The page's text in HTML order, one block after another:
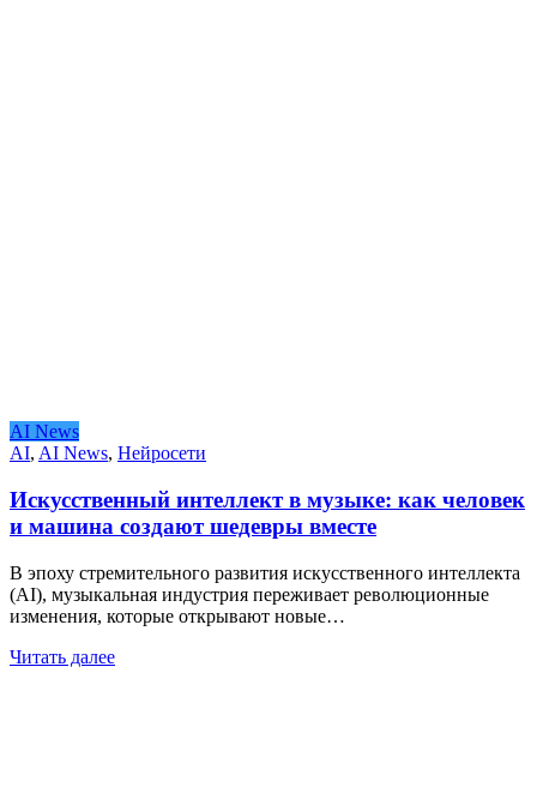
AI News
AI, AI News, Нейросети
Искусственный интеллект в музыке: как человек
и машина создают шедевры вместе
В эпоху стремительного развития искусственного интеллекта
(AI), музыкальная индустрия переживает революционные
изменения, которые открывают новые…
Читать далее